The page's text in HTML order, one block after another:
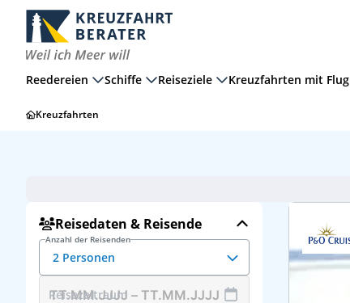
Reedereien Schiffe Reiseziele Kreuzfahrten mit Flug
Kreuzfahrten
Reisedaten & Reisende
Anzahl der Reisenden
2 Personen
Reisezeitraum